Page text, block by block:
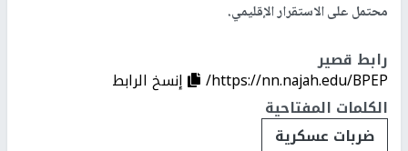
محتمل على الاستقرار الإقليمي.
رابط قصير
https://nn.najah.edu/BPEP/
إنسخ الرابط
الكلمات المفتاحية
ضربات عسكرية